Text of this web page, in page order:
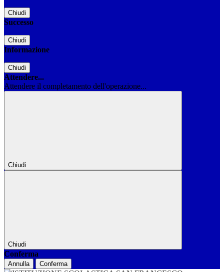
Chiudi
Successo
Chiudi
Informazione
Chiudi
Attendere...
Attendere il completamento dell'operazione...
Chiudi
Chiudi
Conferma
Annulla Conferma